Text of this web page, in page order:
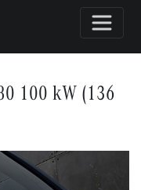
100 kW (136